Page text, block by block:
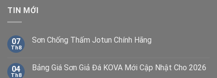
TIN MỚI
07
Th8
Sơn Chống Thấm Jotun Chính Hãng
04
Th8
Bảng Giá Sơn Giả Đá KOVA Mới Cập Nhật Cho 2026